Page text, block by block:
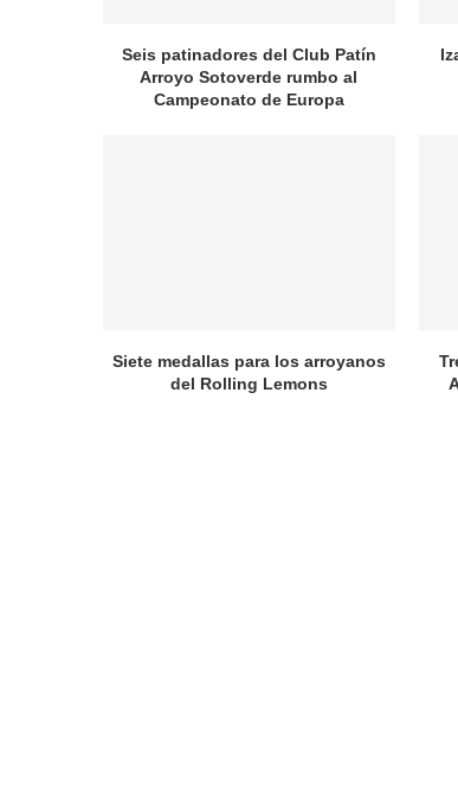
Seis patinadores del Club Patín
Arroyo Sotoverde rumbo al
Campeonato de Europa
Siete medallas para los arroyanos
del Rolling Lemons